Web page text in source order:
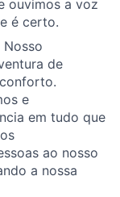
ouvimos a voz
é certo.
de
e
em tudo que
ao nosso
a nossa